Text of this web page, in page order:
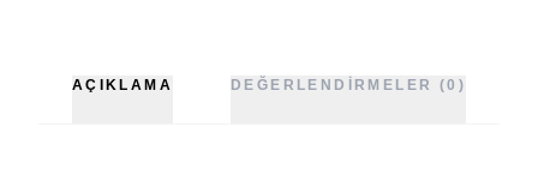
AÇIKLAMA DEĞERLENDIRMELER (0)